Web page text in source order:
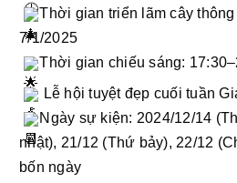
Thời gian triển lãm cây
7/1/2025
Thời gian chiếu sáng:
Lễ hội tuyệt đẹp cuối tuần
Ngày sự kiện: 2024/12/14
nhật), 21/12 (Thứ bảy), 22/12
bốn ngày